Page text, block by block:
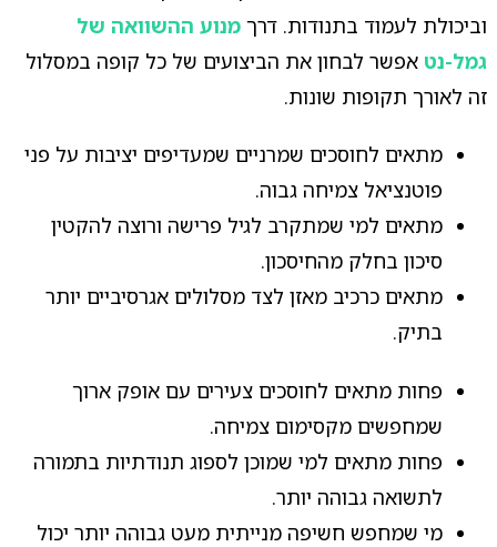
וביכולת לעמוד בתנודות. דרך מנוע ההשוואה של
גמל-נט אפשר לבחון את הביצועים של כל קופה במסלול
זה לאורך תקופות שונות.
מתאים לחוסכים שמרניים שמעדיפים יציבות על פני
פוטנציאל צמיחה גבוה.
מתאים למי שמתקרב לגיל פרישה ורוצה להקטין
סיכון בחלק מהחיסכון.
מתאים כרכיב מאזן לצד מסלולים אגרסיביים יותר
בתיק.
פחות מתאים לחוסכים צעירים עם אופק ארוך
שמחפשים מקסימום צמיחה.
פחות מתאים למי שמוכן לספוג תנודתיות בתמורה
לתשואה גבוהה יותר.
מי שמחפש חשיפה מנייתית מעט גבוהה יותר יכול